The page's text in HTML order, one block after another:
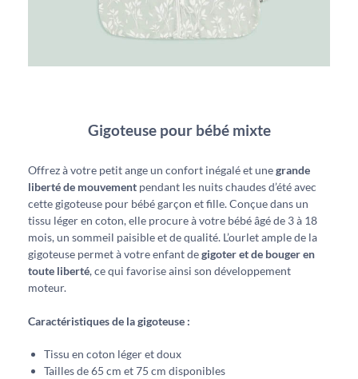
Gigoteuse pour bébé mixte
Offrez à votre petit ange un confort inégalé et unegrande
liberté de mouvement pendant les nuits chaudes d’été avec
cette gigoteuse pour bébé garçon et fille. Conçue dans un
tissu léger en coton, elle procure à votre bébé âgé de 3 à 18
mois, un sommeil paisible et de qualité. L’ourlet ample de la
gigoteuse permet à votre enfant degigoter et de bouger en
toute liberté, ce qui favorise ainsi son développement
moteur.
Caractéristiques de la gigoteuse :
Tissu en coton léger et doux
Tailles de 65 cm et 75 cm disponibles